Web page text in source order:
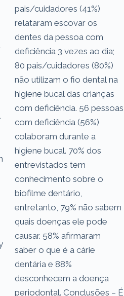
pais/cuidadores (41%)
relataram escovar os
dentes da pessoa com
deficiência 3 vezes ao dia;
80 pais/cuidadores (80%)
não utilizam o fio dental na
higiene bucal das crianças
com deficiência. 56 pessoas
com deficiência (56%)
colaboram durante a
higiene bucal. 70% dos
entrevistados tem
conhecimento sobre o
biofilme dentário,
entretanto, 79% não sabem
quais doenças ele pode
causar. 58% afirmaram
saber o que é a cárie
dentária e 88%
desconhecem a doença
periodontal. Conclusões – É